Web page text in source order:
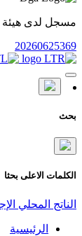
مسجل لدى هيئة
20260625369
بحث
الكلمات الاعلى بحثا
الناتج المحلي
الرئيسية